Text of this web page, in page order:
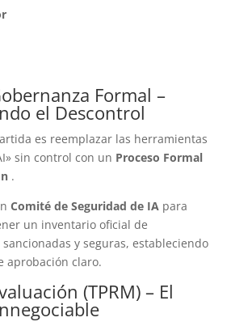
Formal –
el Descontrol
es reemplazar las herramientas
sin control con un Proceso Formal
.
Comité de Seguridad de IA para
un inventario oficial de
y seguras, estableciendo
aprobación claro.
(TPRM) – El